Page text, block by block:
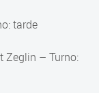
tarde
Zeglin – Turno: